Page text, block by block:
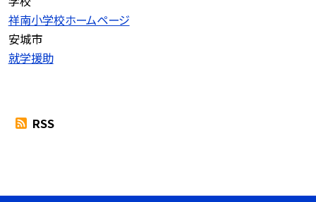
祥南小学校ホームページ
安城市
就学援助
RSS